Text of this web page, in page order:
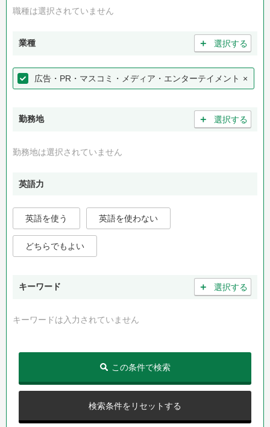
職種は選択されていません
業種 ＋ 選択する
広告・PR・マスコミ・メディア・エンターテイメント ×
勤務地 ＋ 選択する
勤務地は選択されていません
英語力
英語を使う 英語を使わない
どちらでもよい
キーワード ＋ 選択する
キーワードは入力されていません
検索条件をリセットする
この条件で検索